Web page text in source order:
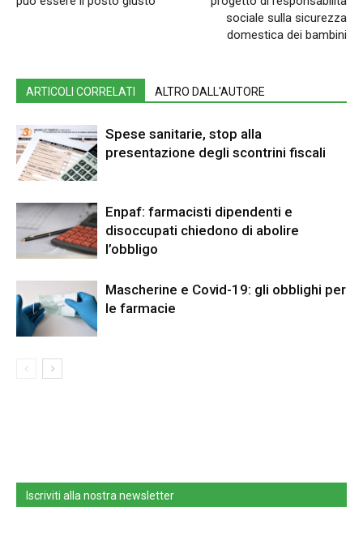
sociale sulla sicurezza
domestica dei bambini
ARTICOLI CORRELATI ALTRO DALL'AUTORE
Spese sanitarie, stop alla
presentazione degli scontrini fiscali
Enpaf: farmacisti dipendenti e
disoccupati chiedono di abolire
l’obbligo
Mascherine e Covid-19: gli obblighi per
le farmacie
Iscriviti alla nostra newsletter